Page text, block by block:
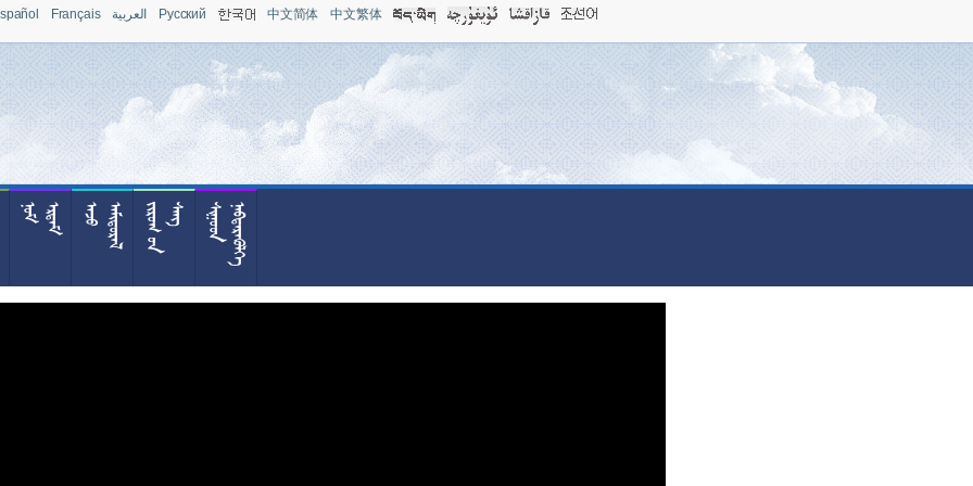
Français العربية Pусский 中文简体 中文繁体






  








  







 














